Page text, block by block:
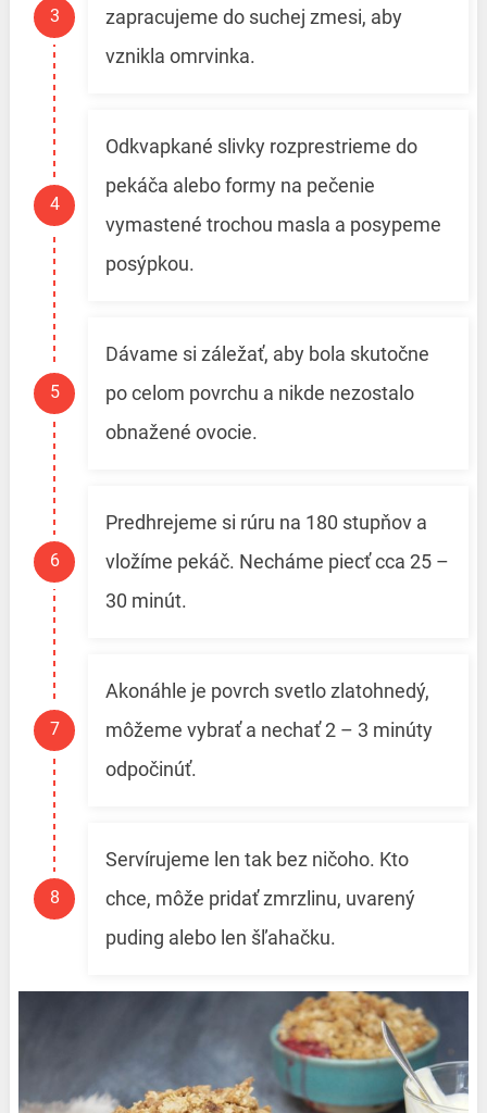
zapracujeme do suchej zmesi, aby
vznikla omrvinka.
Odkvapkané slivky rozprestrieme do
pekáča alebo formy na pečenie
vymastené trochou masla a posypeme
posýpkou.
Dávame si záležať, aby bola skutočne
po celom povrchu a nikde nezostalo
obnažené ovocie.
Predhrejeme si rúru na 180 stupňov a
vložíme pekáč. Necháme piecť cca 25 –
30 minút.
Akonáhle je povrch svetlo zlatohnedý,
môžeme vybrať a nechať 2 – 3 minúty
odpočinúť.
Servírujeme len tak bez ničoho. Kto
chce, môže pridať zmrzlinu, uvarený
puding alebo len šľahačku.